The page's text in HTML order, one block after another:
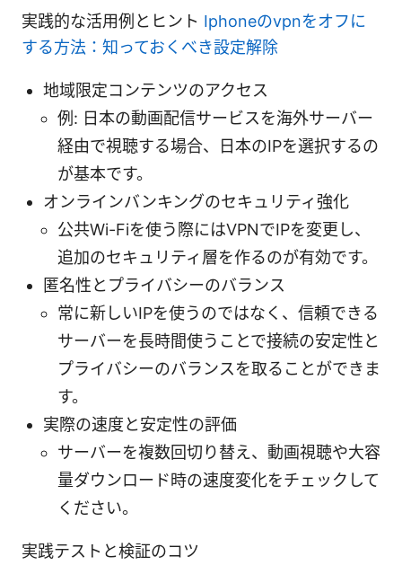
実践的な活用例とヒント Iphoneのvpnをオフに
する方法：知っておくべき設定解除
地域限定コンテンツのアクセス
例: 日本の動画配信サービスを海外サーバー
経由で視聴する場合、日本のIPを選択するの
が基本です。
オンラインバンキングのセキュリティ強化
公共Wi-Fiを使う際にはVPNでIPを変更し、
追加のセキュリティ層を作るのが有効です。
匿名性とプライバシーのバランス
常に新しいIPを使うのではなく、信頼できる
サーバーを長時間使うことで接続の安定性と
プライバシーのバランスを取ることができま
す。
実際の速度と安定性の評価
サーバーを複数回切り替え、動画視聴や大容
量ダウンロード時の速度変化をチェックして
ください。
実践テストと検証のコツ